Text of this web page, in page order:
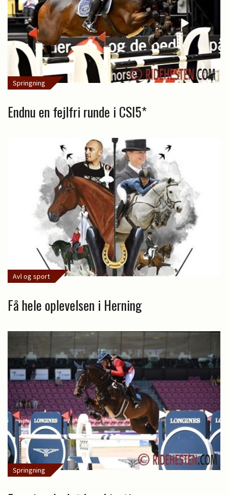
Springning
Endnu en fejlfri runde i CSI5*
Avl og sport
Få hele oplevelsen i Herning
Springning